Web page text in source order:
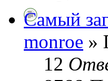
Самый
monroe »
12